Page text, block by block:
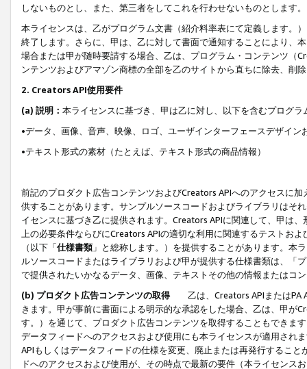
しないものとし、また、第三者をしてこれを行わせないものとします。
本ライセンスは、乙がプログラム文書（紹介料率表にて定義します。
終了します。さらに、甲は、乙に対して書面で通知することにより、
場合または甲が随時要請する場合、乙は、プログラム・コンテンツ（
ンテンツおよびアマゾン商標の全部を乙のサイトから直ちに除去、削
2. Creators API使用要件
(a) 説明： 本ライセンスに基づき、甲は乙に対し、以下を含むプログ
•データ、画像、音声、映像、ロゴ、ユーザインターフェースデザイ
•テキスト形式の素材（たとえば、テキスト形式の商品情報）
前記のプロダクト広告コンテンツおよびCreators APIへのアクセスに
供することがあります。サンプルソースコードおよびライブラリはそ
イセンスに基づき乙に提供されます。Creators APIに関連して、甲は
上の必要条件ならびにCreators APIの適切な利用に関連するテストお
（以下「仕様書類」と総称します。）を提供することがあります。本
ルソースコードまたはライブラリおよび甲が提供する仕様書類は、「
で提供されたいかなるデータ、画像、テキストその他の情報またはコ
(b) プロダクト広告コンテンツの取得
乙は、Creators APIまたはPA
きます。甲が事前に書面による明示的な承認をした場合、乙は、甲が
す。）を通じて、プロダクト広告コンテンツを取得することもできま
データフィードへのアクセスおよび使用にも本ライセンスが適用され
APIもしくはデータフィードの仕様を変更、廃止または再発行するこ
ドへのアクセスおよび使用が、その時点で最新の要件（本ライセン